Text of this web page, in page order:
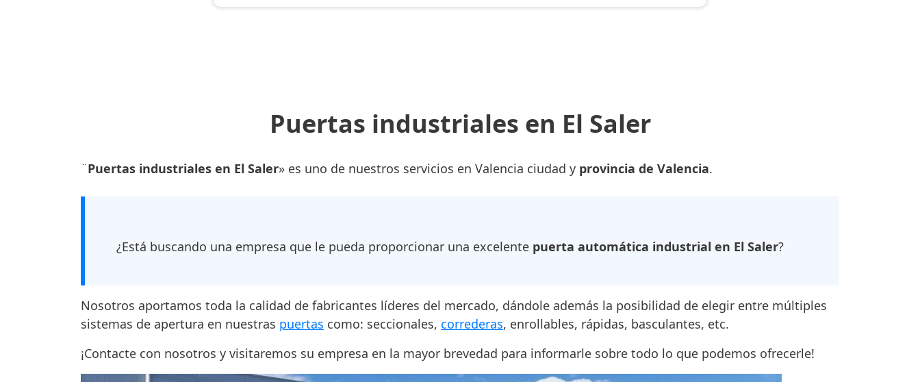
Puertas industriales en El Saler
¨Puertas industriales en El Saler» es uno de nuestros servicios en Valencia ciudad y provincia de Valencia.
¿Está buscando una empresa que le pueda proporcionar una excelente puerta automática industrial en El Saler?
Nosotros aportamos toda la calidad de fabricantes líderes del mercado, dándole además la posibilidad de elegir entre múltiples
sistemas de apertura en nuestras puertas como: seccionales, correderas, enrollables, rápidas, basculantes, etc.
¡Contacte con nosotros y visitaremos su empresa en la mayor brevedad para informarle sobre todo lo que podemos ofrecerle!